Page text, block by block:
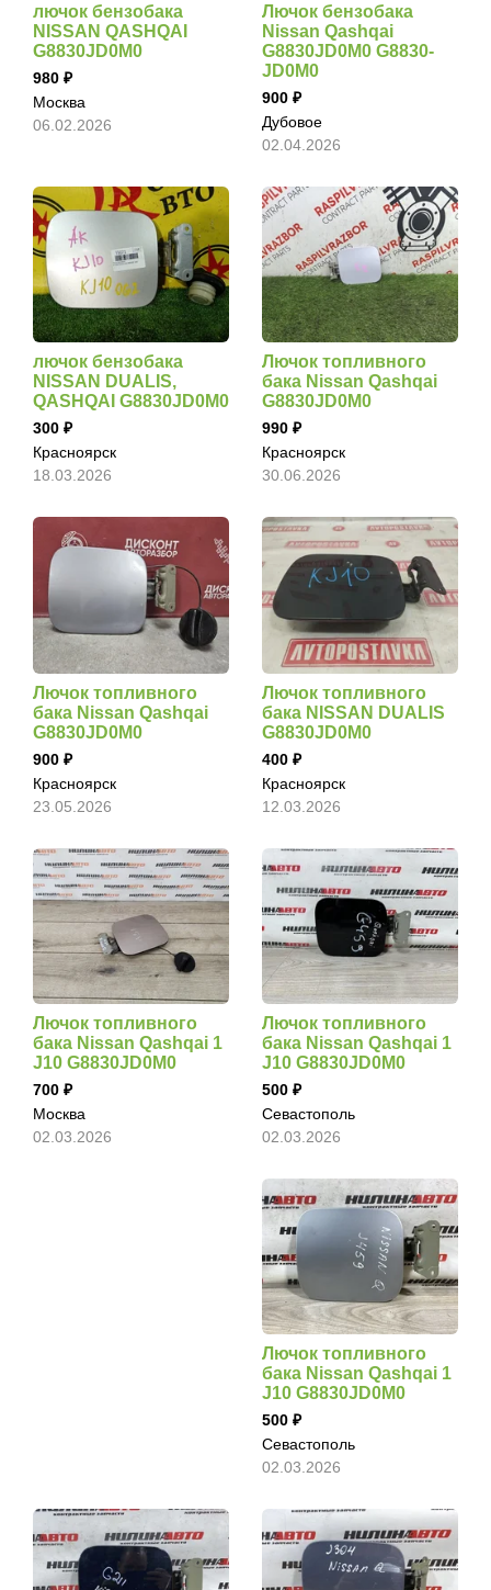
лючок бензобака
NISSAN QASHQAI
G8830JD0M0
980
Москва
06.02.2026
Лючок бензобака
Nissan Qashqai
G8830JD0M0 G8830-
JD0M0
900
Дубовое
02.04.2026
лючок бензобака
NISSAN DUALIS,
QASHQAI G8830JD0M0
300
Красноярск
18.03.2026
Лючок топливного
бака Nissan Qashqai
G8830JD0M0
990
Красноярск
30.06.2026
Лючок топливного
бака Nissan Qashqai
G8830JD0M0
900
Красноярск
23.05.2026
Лючок топливного
бака NISSAN DUALIS
G8830JD0M0
400
Красноярск
12.03.2026
Лючок топливного
бака Nissan Qashqai 1
J10 G8830JD0M0
700
Москва
02.03.2026
Лючок топливного
бака Nissan Qashqai 1
J10 G8830JD0M0
500
Севастополь
02.03.2026
Лючок топливного
бака Nissan Qashqai 1
J10 G8830JD0M0
500
Севастополь
02.03.2026